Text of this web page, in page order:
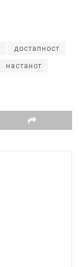
достапност
настанот